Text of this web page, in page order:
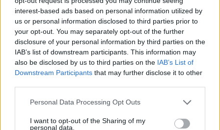
interest-based ads based on personal information utilized by
us or personal information disclosed to third parties prior to
your opt-out. You may separately opt-out of the further
disclosure of your personal information by third parties on the
IAB’s list of downstream participants. This information may
also be disclosed by us to third parties on the IAB’s List of
Downstream Participants that may further disclose it to other
Personal Data Processing Opt Outs
I want to opt-out of the Sharing of my
personal data.
předsedouPoslanecké sněmovnyLubomírem Zaorálkem.
Verheugen si také prohlédl pražský Karlín, své pocity z
návštěvy postižených míst vyjádřil slovy: "Nikdy jsem nic
podobného neviděl, vypadá to jako po válce."
reklama